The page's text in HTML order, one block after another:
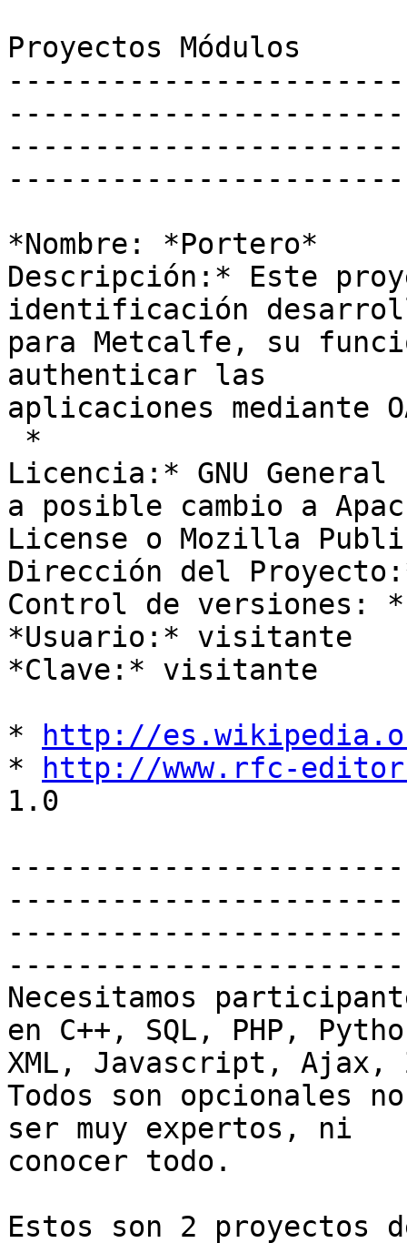
Proyectos Módulos
*Nombre: *Portero*
Descripción:* Este
identificación
para Metcalfe, su
authenticar las
aplicaciones mediante
Licencia:* GNU
a posible cambio a
License o Mozilla
Dirección del
Control de versiones:
*Usuario:* visitante
*Clave:* visitante
*
http://
*
http://www.rfc-
1.0
Necesitamos
en C++, SQL, PHP,
XML, Javascript, Ajax,
Todos son opcionales
ser muy expertos, ni
conocer todo.
Estos son 2 proyectos